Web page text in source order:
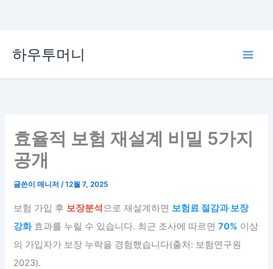
로
하우투머니
효율적 보험 재설계 비밀 5가지
공개
글쓴이매니저/12월 7, 2025
보험 가입 후 보장분석으로 재설계하면 보험료 절감과 보장
강화효과를 누릴 수 있습니다. 최근 조사에 따르면70% 이상
의 가입자가 보장 누락을 경험했습니다(출처: 보험연구원
2023).